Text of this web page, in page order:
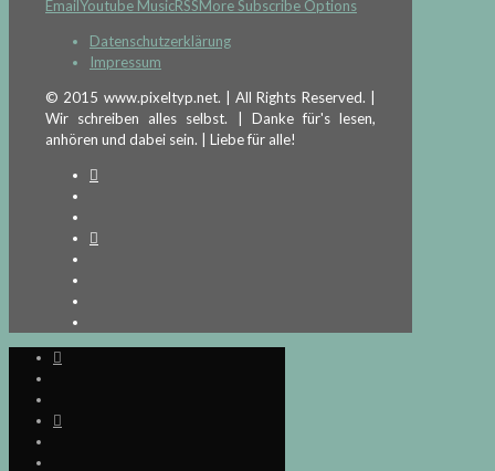
EmailYoutube MusicRSSMore Subscribe Options
Datenschutzerklärung
Impressum
© 2015 www.pixeltyp.net. | All Rights Reserved. |
Wir schreiben alles selbst. | Danke für's lesen,
anhören und dabei sein. | Liebe für alle!